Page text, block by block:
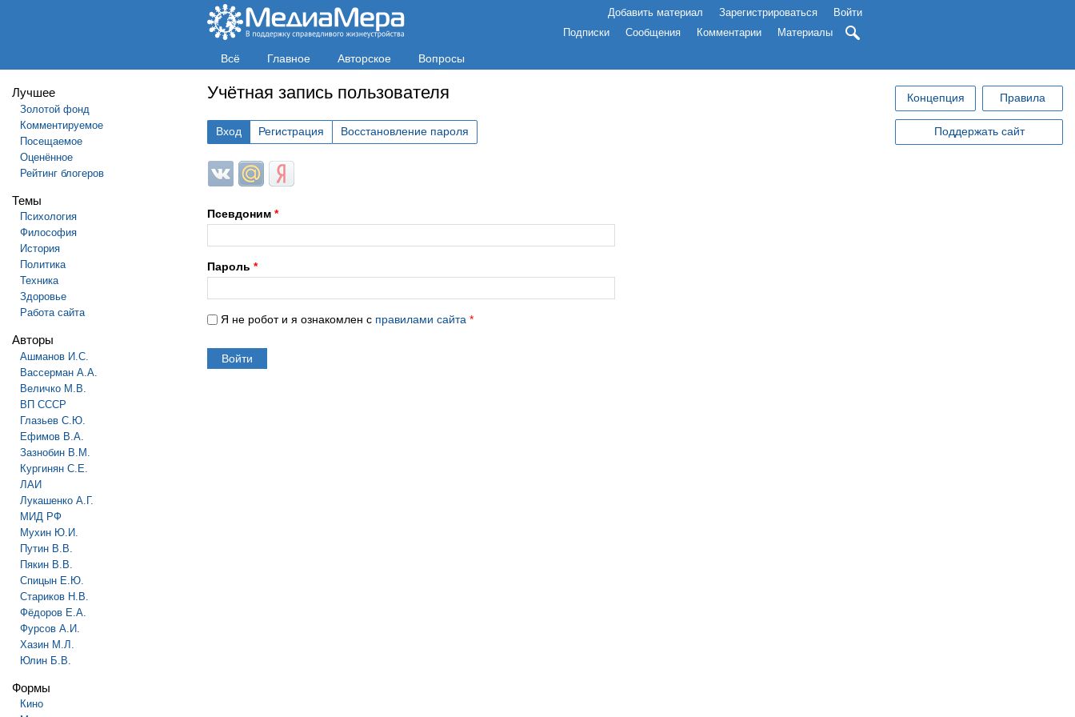
Добавить материал Зарегистрироваться
Войти
Подписки
Сообщения Комментарии Материалы
Всё Главное Авторское Вопросы
Лучшее
Золотой фонд
Комментируемое
Посещаемое
Оценённое
Рейтинг блогеров
Темы
Психология
Философия
История
Политика
Техника
Здоровье
Работа сайта
Авторы
Ашманов И.С.
Вассерман А.А.
Величко М.В.
ВП СССР
Глазьев С.Ю.
Ефимов В.А.
Зазнобин В.М.
Кургинян С.Е.
ЛАИ
Лукашенко А.Г.
МИД РФ
Мухин Ю.И.
Путин В.В.
Пякин В.В.
Спицын Е.Ю.
Стариков Н.В.
Фёдоров Е.А.
Фурсов А.И.
Хазин М.Л.
Юлин Б.В.
Формы
Кино
Учётная запись пользователя
Вход Регистрация Восстановление пароля
Login with ВКонтакте
Login with Mail.ru
Login with Яндекс
Псевдоним *
Пароль *
Я не робот и я ознакомлен с правилами сайта *
Концепция Правила
Поддержать сайт